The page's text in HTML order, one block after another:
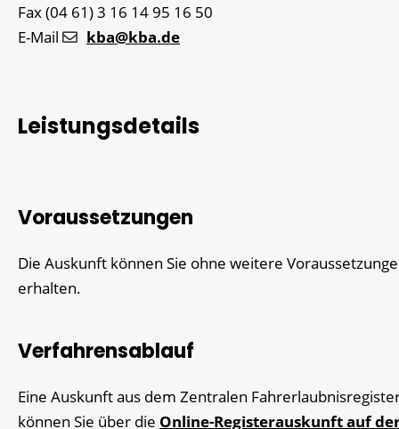
Fax(04 61) 3 16 1495 16 50
E-Mail
kba@kba.de
Leistungsdetails
Voraussetzungen
Die Auskunft können Sie ohne weitere
erhalten.
Verfahrensablauf
Eine Auskunft aus dem Zentralen
können Sie über die Online-Registerauskunft auf